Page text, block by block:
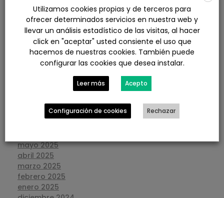
junio 2026
mayo 2026
abril 2026
marzo 2026
febrero 2026
enero 2026
septiembre 2025
agosto 2025
mayo 2025
abril 2025
marzo 2025
febrero 2025
enero 2025
Utilizamos cookies propias y de terceros para
ofrecer determinados servicios en nuestra web y
llevar un análisis estadístico de las visitas, al hacer
click en "aceptar" usted consiente el uso que
hacemos de nuestras cookies. También puede
configurar las cookies que desea instalar.
Leer más Acepto
Configuración de cookies Rechazar